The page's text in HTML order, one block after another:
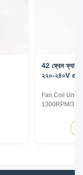
42 ফ্রেম ফ্যান
২২০-২৪০V ৫০/
Fan Coil Unit
1300RPM/
Type
TEAO